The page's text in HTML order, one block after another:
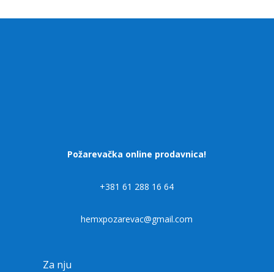
Požarevačka online prodavnica!
+381 61 288 16 64
hemxpozarevac@gmail.com
Za nju